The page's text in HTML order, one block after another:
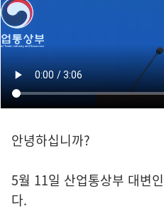
안녕하십니까?
5월 11일 산업통상부 대변
다.